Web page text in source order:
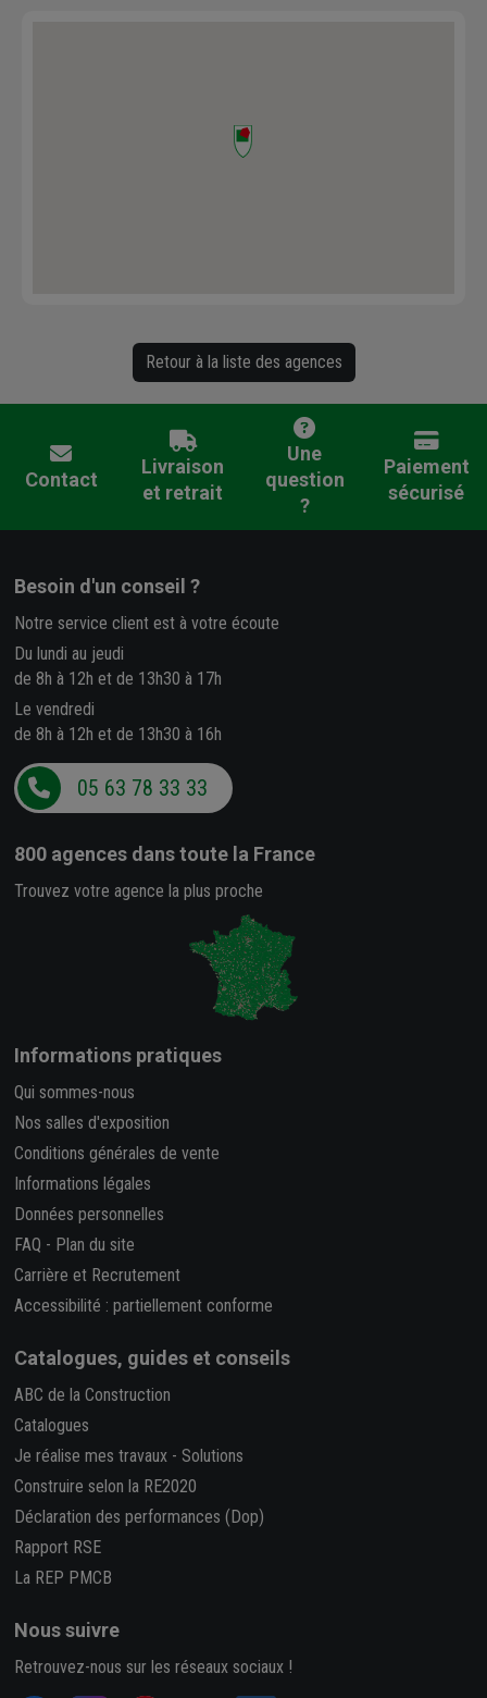
Retour à la liste des agences
Contact
Livraison
et retrait
Une
question
?
Paiement
sécurisé
Besoin d'un conseil ?
Notre service client est à votre écoute
Du lundi au jeudi
de 8h à 12h et de 13h30 à 17h
Le vendredi
de 8h à 12h et de 13h30 à 16h
05 63 78 33 33
800 agences dans toute la France
Trouvez votre agence la plus proche
Informations pratiques
Qui sommes-nous
Nos salles d'exposition
Conditions générales de vente
Informations légales
Données personnelles
FAQ - Plan du site
Carrière et Recrutement
Accessibilité : partiellement conforme
Catalogues, guides et conseils
ABC de la Construction
Catalogues
Je réalise mes travaux - Solutions
Construire selon la RE2020
Déclaration des performances (Dop)
Rapport RSE
La REP PMCB
Nous suivre
Retrouvez-nous sur les réseaux sociaux !